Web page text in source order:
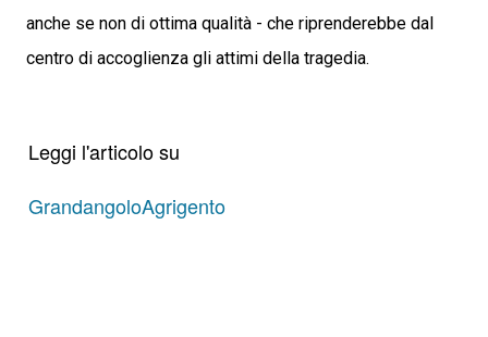
anche se non di ottima qualità - che riprenderebbe dal
centro di accoglienza gli attimi della tragedia.
Leggi l'articolo su
GrandangoloAgrigento